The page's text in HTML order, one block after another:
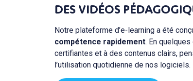
DES VIDÉOS
Notre plateforme d’e-learning a été
compétence rapidement. En
certifiantes et à des contenus clairs,
l’utilisation quotidienne de nos logiciels.